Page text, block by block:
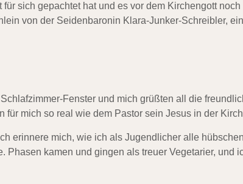
sich gepachtet hat und es vor dem Kirchengott noch
von der Seidenbaronin Klara-Junker-Schreibler,
Fenster und mich grüßten all die
mich so real wie dem Pastor sein Jesus in der
erinnere mich, wie ich als Jugendlicher alle
Phasen kamen und gingen als treuer Vegetarier, und